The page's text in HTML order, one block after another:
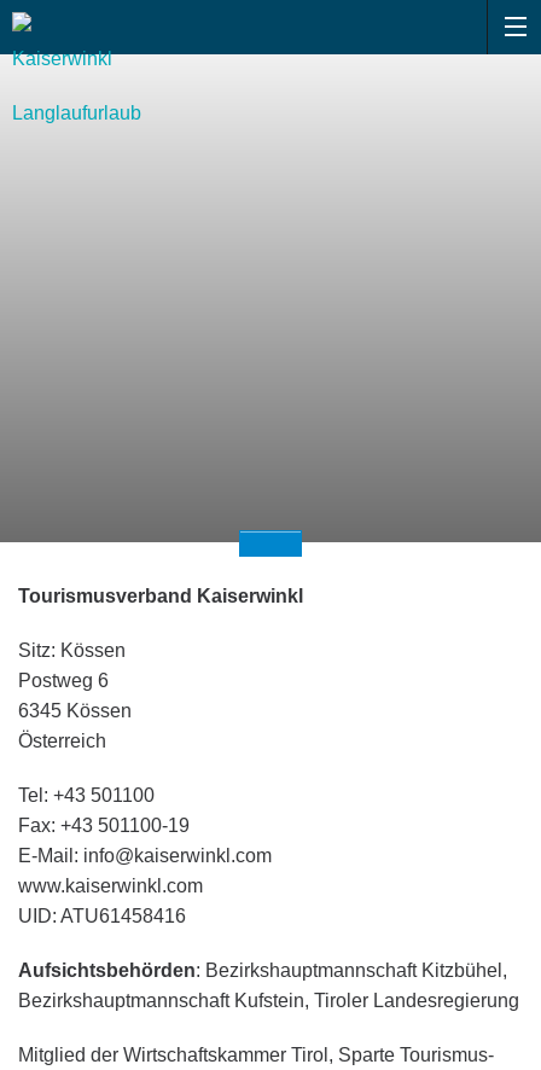
Tourismusverband Kaiserwinkl
Sitz: Kössen
Postweg 6
6345 Kössen
Österreich
Tel: +43 501100
Fax: +43 501100-19
E-Mail: info@kaiserwinkl.com
www.kaiserwinkl.com
UID: ATU61458416
Aufsichtsbehörden: Bezirkshauptmannschaft Kitzbühel,
Bezirkshauptmannschaft Kufstein, Tiroler Landesregierung
Mitglied der Wirtschaftskammer Tirol, Sparte Tourismus-